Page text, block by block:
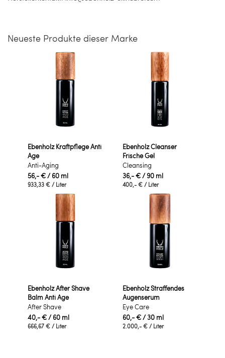
Neueste Produkte dieser Marke
Ebenholz Kraftpflege Anti
Age
Anti-Aging
56,- €/ 60 ml
933,33 € / Liter
Ebenholz Cleanser
Frische Gel
Cleansing
36,- €/ 90 ml
400,- € / Liter
Ebenholz After Shave
Balm Anti Age
After Shave
40,- €/ 60 ml
666,67 € / Liter
Ebenholz Straffendes
Augenserum
Eye Care
60,- €/ 30 ml
2.000,- € / Liter